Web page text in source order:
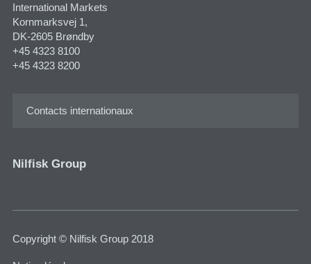
International Markets
Kornmarksvej 1​,
DK-2605 Brøndby
+45 4323 8100
+45 4323 8200
Contacts internationaux
Nilfisk Group
Copyright © Nilfisk Group 2018